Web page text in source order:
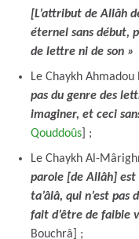
[L’attribut de Allâh
éternel sans début,
de lettre ni de son »
Le Chaykh
pas du genre des
imaginer, et ceci
Qouddoûs ] ;
Le Chaykh Al-
parole [de Allâh]
ta’âlâ, qui n’est
fait d’être de faible
Bouchrâ] ;